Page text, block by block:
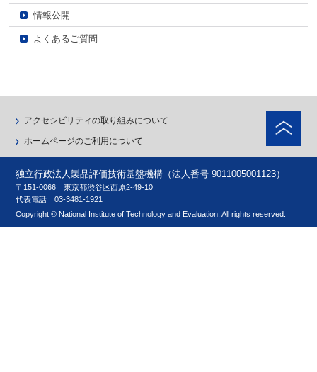
情報公開
よくあるご質問
アクセシビリティの取り組みについて
ホームページのご利用について
独立行政法人製品評価技術基盤機構（法人番号 9011005001123）
〒151-0066 東京都渋谷区西原2-49-10
代表電話03-3481-1921
Copyright © National Institute of Technology and Evaluation. All rights reserved.